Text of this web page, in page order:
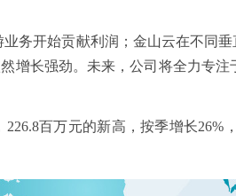
开始贡献利润；金山云在不同
增长强劲。未来，公司将全力专
百万元的新高，按季增长26%